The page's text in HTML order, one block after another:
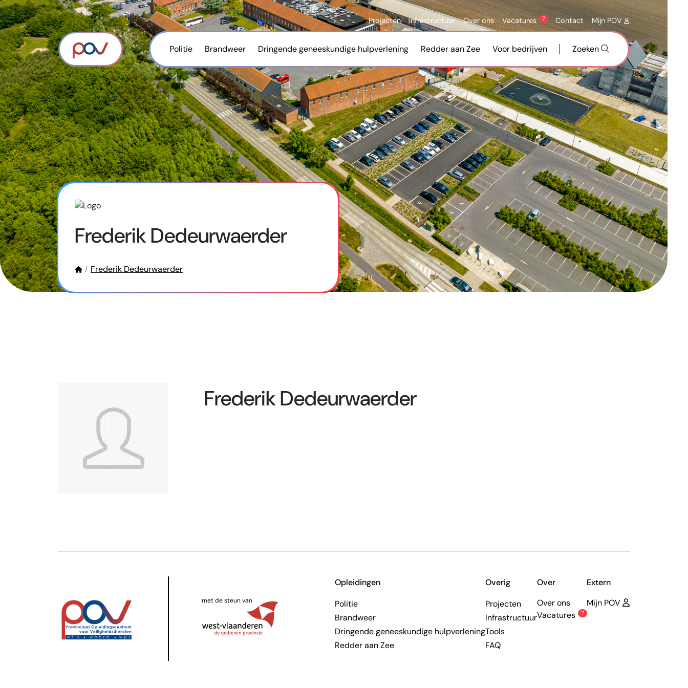
Projecten Infrastructuur Over ons Vacatures 7 Contact Mijn POV
Politie Brandweer Dringende geneeskundige hulpverlening Redder aan Zee Voor bedrijven Zoeken
Frederik Dedeurwaerder
Frederik Dedeurwaerder
Frederik Dedeurwaerder
met de steun van
Opleidingen
Politie
Brandweer
Dringende geneeskundige hulpverlening
Redder aan Zee
Overig
Projecten
Infrastructuur
Tools
FAQ
Over
Over ons
Vacatures
7
Extern
Mijn POV